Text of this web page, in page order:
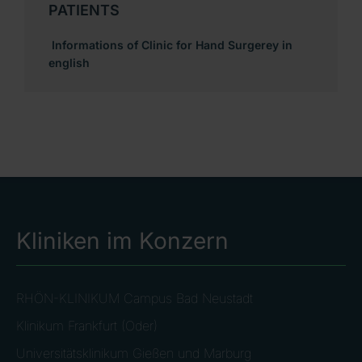
PATIENTS
Informations of Clinic for Hand Surgerey in
english
Kliniken im Konzern
RHÖN-KLINIKUM Campus Bad Neustadt
Klinikum Frankfurt (Oder)
Universitätsklinikum Gießen und Marburg